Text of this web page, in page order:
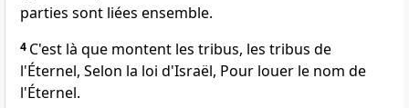
parties sont liées ensemble.
4 C'est là que montent les tribus, les tribus de
l'Éternel, Selon la loi d'Israël, Pour louer le nom de
l'Éternel.